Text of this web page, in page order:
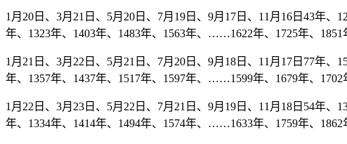
1月20日、3月21日、5月20日、7月19日、9月17日、11月16日43年、
年、1323年、1403年、1483年、1563年、……1622年、1725年、1851
1月21日、3月22日、5月21日、7月20日、9月18日、11月17日77年、
年、1357年、1437年、1517年、1597年、……1599年、1679年、
1月22日、3月23日、5月22日、7月21日、9月19日、11月18日54年、
年、1334年、1414年、1494年、1574年、……1633年、1759年、1862